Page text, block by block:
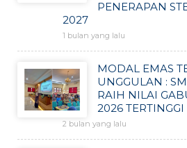
PENERAPAN
2027
1 bulan yang lalu
MODAL EMAS
UNGGULAN :
RAIH NILAI
2026 TERTINGGI
2 bulan yang lalu